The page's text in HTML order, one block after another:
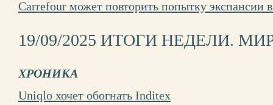
Carrefour может повторить попытку экспансии
19/09/2025 ИТОГИ НЕДЕЛИ.
ХРОНИКА
Uniqlo хочет обогнать Inditex